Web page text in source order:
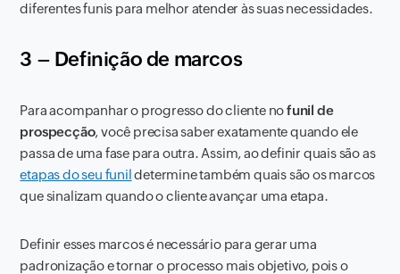
diferentes funis para melhor atender às suas necessidades.
3 – Definição de marcos
Para acompanhar o progresso do cliente nofunil de
prospecção, você precisa saber exatamente quando ele
passa de uma fase para outra. Assim, ao definir quais são as
etapas do seu funildetermine também quais são os marcos
que sinalizam quando o cliente avançar uma etapa.
Definir esses marcos é necessário para gerar uma
padronização e tornar o processo mais objetivo, pois o